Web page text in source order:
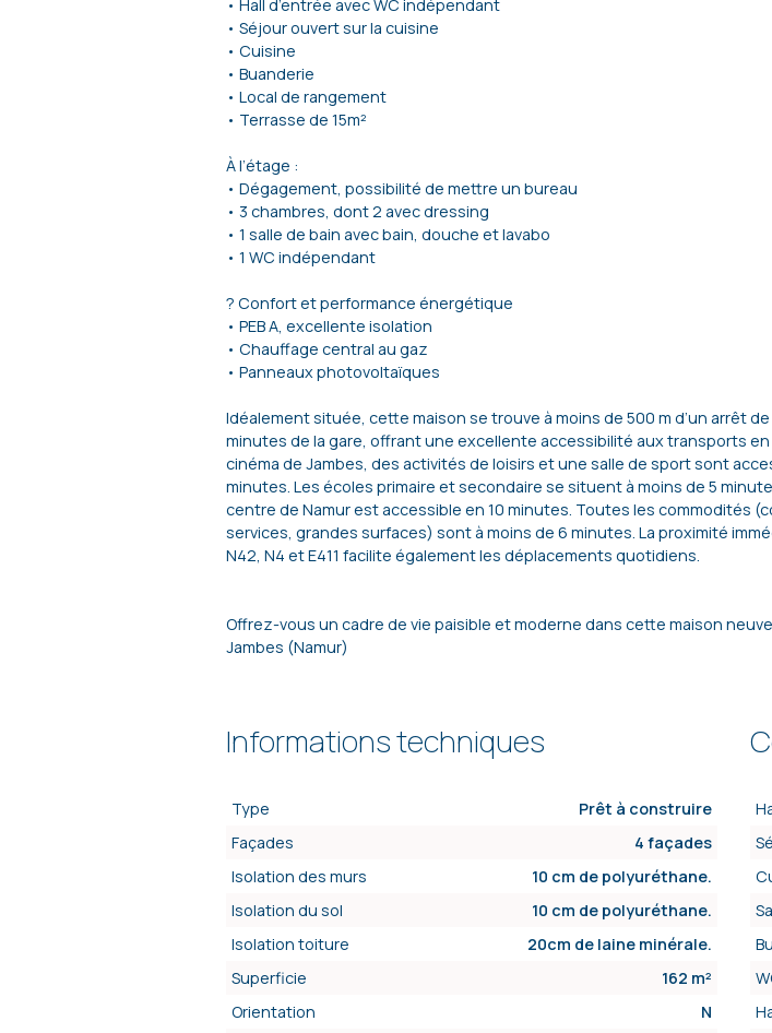
• Hall d’entrée avec WC indépendant
• Séjour ouvert sur la cuisine
• Cuisine
• Buanderie
• Local de rangement
• Terrasse de 15m²
À l’étage :
• Dégagement, possibilité de mettre un bureau
• 3 chambres, dont 2 avec dressing
• 1 salle de bain avec bain, douche et lavabo
• 1 WC indépendant
? Confort et performance énergétique
• PEB A, excellente isolation
• Chauffage central au gaz
• Panneaux photovoltaïques
Idéalement située, cette maison se trouve à moins de 500 m d’un arrêt
minutes de la gare, offrant une excellente accessibilité aux transports en
cinéma de Jambes, des activités de loisirs et une salle de sport sont
minutes. Les écoles primaire et secondaire se situent à moins de 5
centre de Namur est accessible en 10 minutes. Toutes les commodités
services, grandes surfaces) sont à moins de 6 minutes. La proximité
N42, N4 et E411 facilite également les déplacements quotidiens.
Offrez-vous un cadre de vie paisible et moderne dans cette maison
Jambes (Namur)
Informations techniques
Type
Prêt à construire
Façades
4 façades
Isolation des murs
10 cm de polyuréthane.
Isolation du sol
10 cm de polyuréthane.
Isolation toiture
20cm de laine minérale.
Superficie
162 m²
Orientation
N